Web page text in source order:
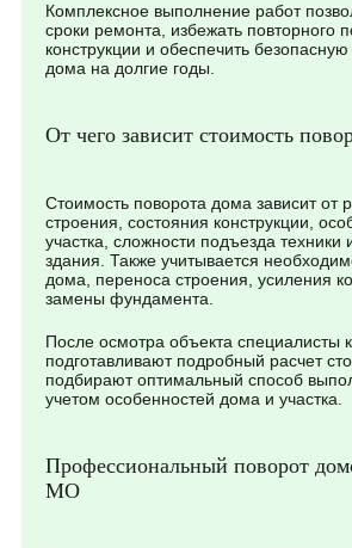
Комплексное выполнение работ
сроки ремонта, избежать повторного
конструкции и обеспечить
дома на долгие годы.
От чего зависит стоимость
Стоимость поворота дома зависит от
строения, состояния конструкции,
участка, сложности подъезда техники
здания. Также учитывается
дома, переноса строения, усиления
замены фундамента.
После осмотра объекта специалисты
подготавливают подробный расчет
подбирают оптимальный способ
учетом особенностей дома и участка.
Профессиональный поворот
МО